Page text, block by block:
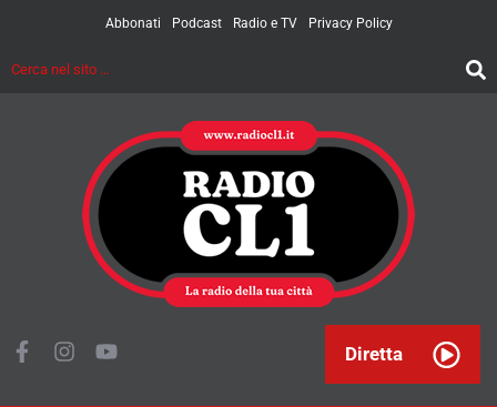
Abbonati Podcast Radio e TV Privacy Policy
Diretta